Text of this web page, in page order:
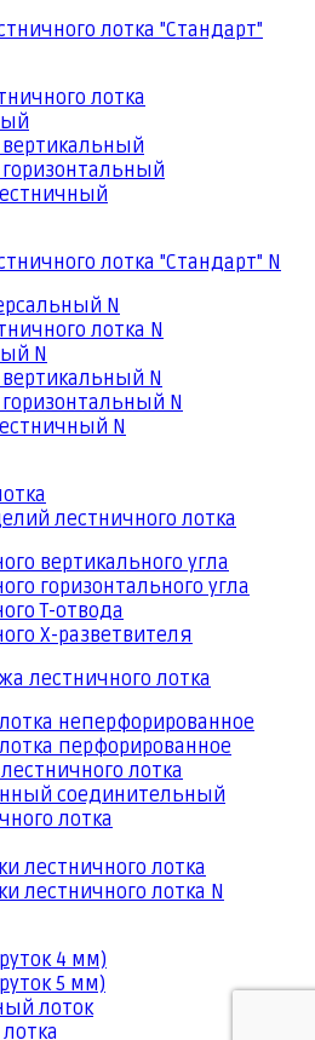
лотка "Стандарт"
лотка
лотка "Стандарт" N
N
лотка N
N
N
N
N
лестничного лотка
вертикального угла
горизонтального угла
Т-отвода
Х-разветвителя
лестничного лотка
неперфорированное
перфорированное
лотка
соединительный
лотка
лестничного лотка
лестничного лотка N
4 мм)
5 мм)
лоток